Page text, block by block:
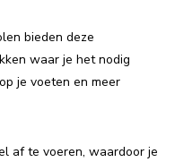
bieden deze
waar je het nodig
je voeten en meer
af te voeren, waardoor je